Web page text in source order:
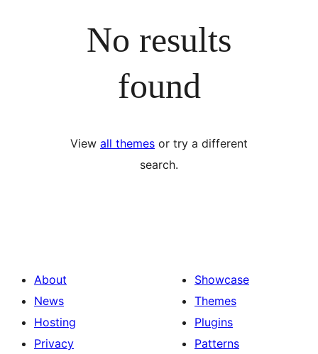
No results
found
View all themes or try a different
search.
About
News
Hosting
Privacy
Showcase
Themes
Plugins
Patterns